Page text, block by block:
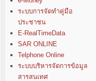
ระบบการจัดทำคู่มือ
ประชาชน
E-RealTimeData
SAR ONLINE
Telphone Online
ระบบบริหารจัดการข้อมูล
สารสนเทศ